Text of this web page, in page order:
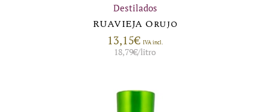
Destilados
RUAVIEJA Orujo
13,15€ IVA incl.
18,79€/litro